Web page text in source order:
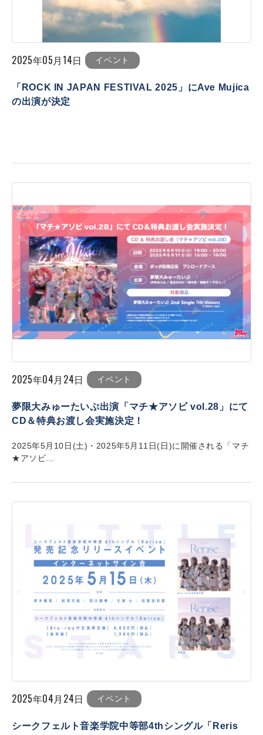
2025年05月14日 イベント
「ROCK IN JAPAN FESTIVAL 2025」にAve Mujica
の出演が決定
2025年04月24日 イベント
夢限大みゅーたいぷ出演「マチ★アソビ vol.28」にて
CD＆特典お渡し会実施決定！
2025年5月10日(土)・2025年5月11日(日)に開催される「マチ
★アソビ...
2025年04月24日 イベント
シークフェルト音楽学院中等部4thシングル「Reris